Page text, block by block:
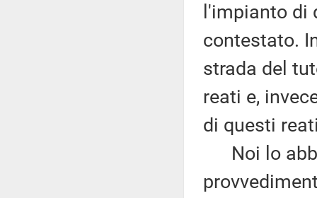
l'impianto di
contestato.
strada del
reati e,
di questi
Noi lo